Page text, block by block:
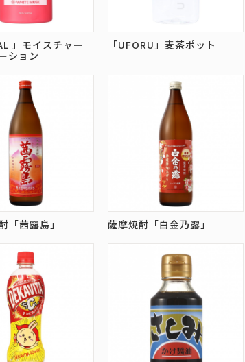
」モイスチャー
ション
「UFORU」麦茶ポット
「茜露島」 薩摩焼酎「白金乃露」